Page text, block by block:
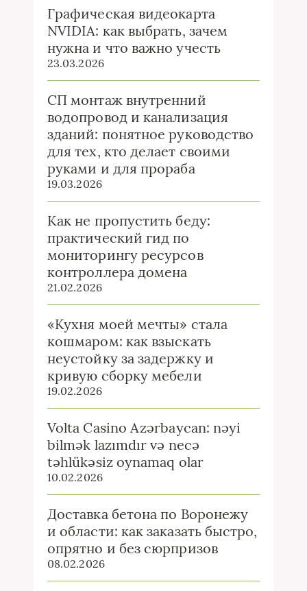
Графическая видеокарта
NVIDIA: как выбрать, зачем
нужна и что важно учесть
23.03.2026
СП монтаж внутренний
водопровод и канализация
зданий: понятное руководство
для тех, кто делает своими
руками и для прораба
19.03.2026
Как не пропустить беду:
практический гид по
мониторингу ресурсов
контроллера домена
21.02.2026
«Кухня моей мечты» стала
кошмаром: как взыскать
неустойку за задержку и
кривую сборку мебели
19.02.2026
Volta Casino Azərbaycan: nəyi
bilmək lazımdır və necə
təhlükəsiz oynamaq olar
10.02.2026
Доставка бетона по Воронежу
и области: как заказать быстро,
опрятно и без сюрпризов
08.02.2026